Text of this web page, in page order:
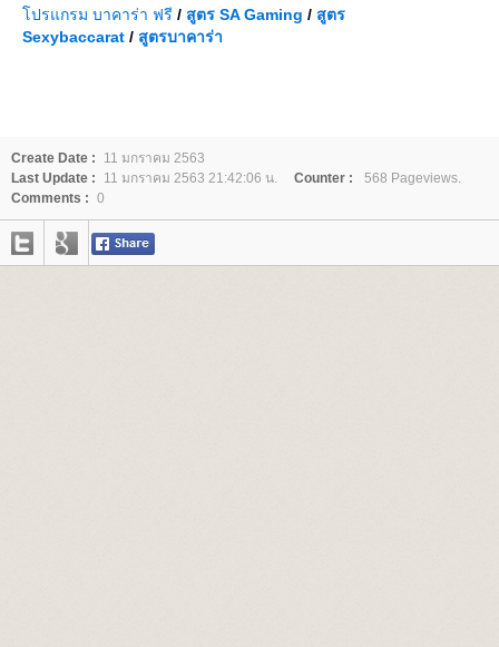
ปรแกรม บาคาร่า ฟรี / สูตร SA Gaming / สูตร
Sexybaccarat / สูตรบาคาร่า
Create Date :
11 มกราคม 2563
Last Update :
11 มกราคม 2563 21:42:06 น. Counter :
568 Pageviews.
Comments : 0